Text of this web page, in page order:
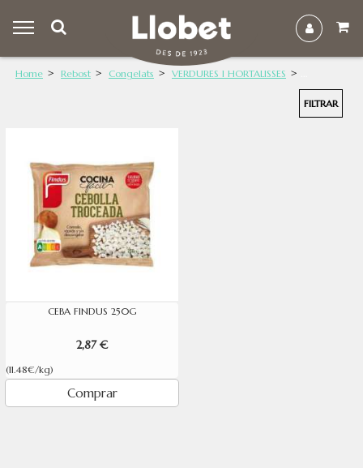
Home Rebost Congelats VERDURES I HORTALISSES
FILTRAR
CEBA FINDUS 250G
2,87 €
(11.48€/kg)
Comprar